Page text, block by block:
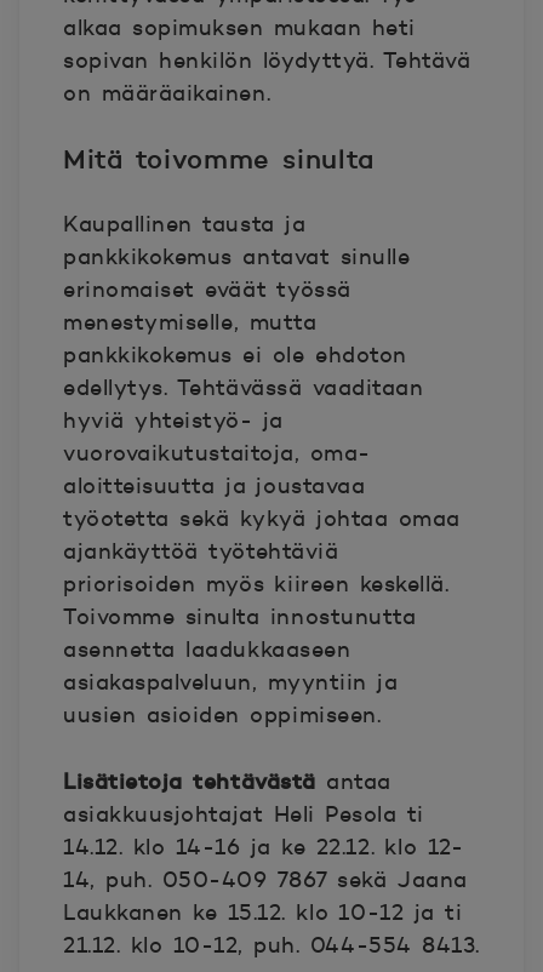
alkaa sopimuksen mukaan heti
sopivan henkilön löydyttyä. Tehtävä
on määräaikainen.
Mitä toivomme sinulta
Kaupallinen tausta ja
pankkikokemus antavat sinulle
erinomaiset eväät työssä
menestymiselle, mutta
pankkikokemus ei ole ehdoton
edellytys. Tehtävässä vaaditaan
hyviä yhteistyö- ja
vuorovaikutustaitoja, oma-
aloitteisuutta ja joustavaa
työotetta sekä kykyä johtaa omaa
ajankäyttöä työtehtäviä
priorisoiden myös kiireen keskellä.
Toivomme sinulta innostunutta
asennetta laadukkaaseen
asiakaspalveluun, myyntiin ja
uusien asioiden oppimiseen.
Lisätietoja tehtävästä antaa
asiakkuusjohtajat Heli Pesola ti
14.12. klo 14-16 ja ke 22.12. klo 12-
14, puh. 050-409 7867 sekä Jaana
Laukkanen ke 15.12. klo 10-12 ja ti
21.12. klo 10-12, puh. 044-554 8413.